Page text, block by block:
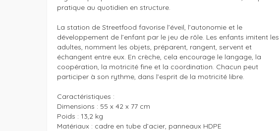
pratique au quotidien en structure.
La station de Streetfood favorise l’éveil, l’autonomie et le
développement de l’enfant par le jeu de rôle. Les enfants imitent les
adultes, nomment les objets, préparent, rangent, servent et
échangent entre eux. En crèche, cela encourage le langage, la
coopération, la motricité fine et la coordination. Chacun peut
participer à son rythme, dans l’esprit de la motricité libre.
Caractéristiques :
Dimensions : 55 x 42 x 77 cm
Poids : 13,2 kg
Matériaux : cadre en tube d’acier, panneaux HDPE